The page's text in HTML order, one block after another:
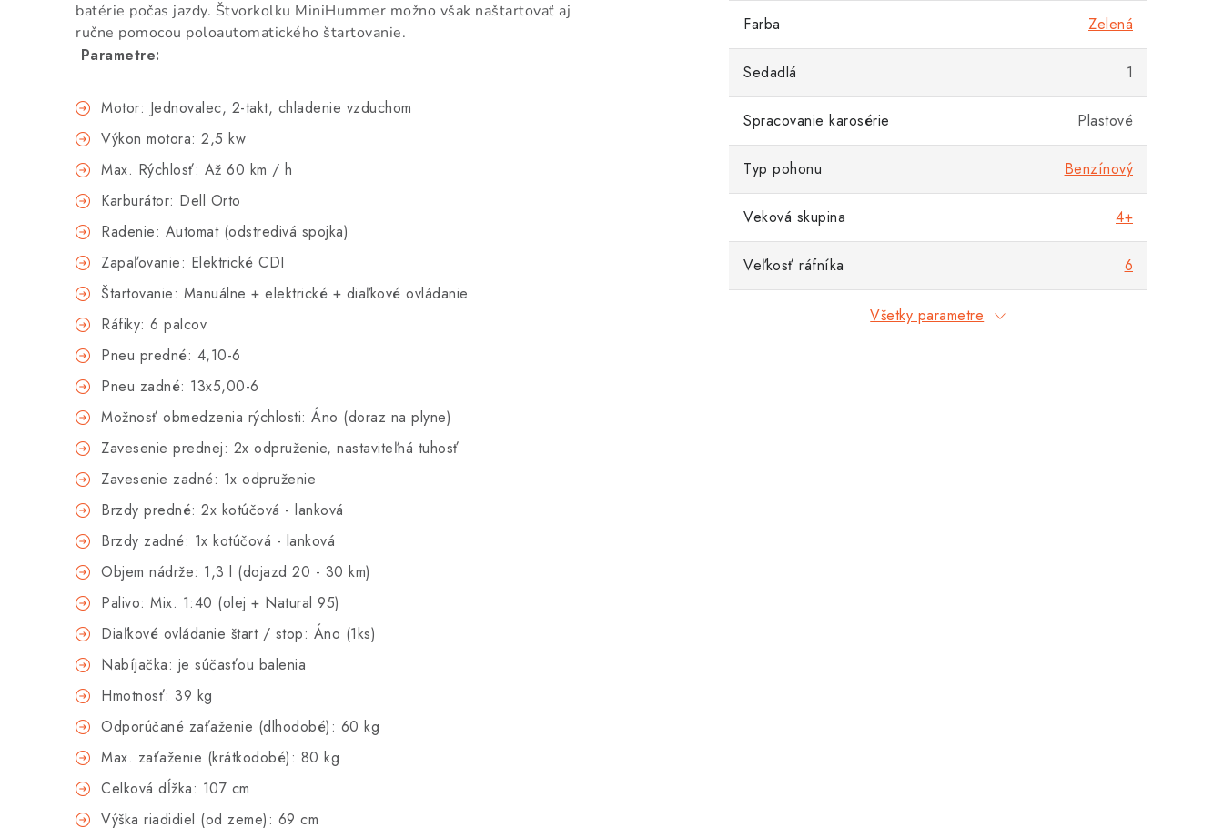
batérie počas jazdy. Štvorkolku MiniHummer možno však naštartovať aj
ručne pomocou poloautomatického štartovanie.
Parametre:
Motor: Jednovalec, 2-takt, chladenie vzduchom
Výkon motora: 2,5 kw
Max. Rýchlosť: Až 60 km / h
Karburátor: Dell Orto
Radenie: Automat (odstredivá spojka)
Zapaľovanie: Elektrické CDI
Štartovanie: Manuálne + elektrické + diaľkové ovládanie
Ráfiky: 6 palcov
Pneu predné: 4,10-6
Pneu zadné: 13x5,00-6
Možnosť obmedzenia rýchlosti: Áno (doraz na plyne)
Zavesenie prednej: 2x odpruženie, nastaviteľná tuhosť
Zavesenie zadné: 1x odpruženie
Brzdy predné: 2x kotúčová - lanková
Brzdy zadné: 1x kotúčová - lanková
Objem nádrže: 1,3 l (dojazd 20 - 30 km)
Palivo: Mix. 1:40 (olej + Natural 95)
Diaľkové ovládanie štart / stop: Áno (1ks)
Nabíjačka: je súčasťou balenia
Hmotnosť: 39 kg
Odporúčané zaťaženie (dlhodobé): 60 kg
Max. zaťaženie (krátkodobé): 80 kg
Celková dĺžka: 107 cm
Výška riadidiel (od zeme): 69 cm
Farba Zelená
Sedadlá 1
Spracovanie karosérie Plastové
Typ pohonu Benzínový
Veková skupina 4+
Veľkosť ráfníka 6
Všetky parametre